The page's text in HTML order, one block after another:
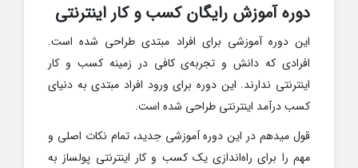
دوره آموزش رایگان کسب و کار اینترنتی
این دوره آموزشی برای افراد مبتدی طراحی شده است.
افرادی که دانش و تجربه‌ی کافی در زمینه کسب و کار
اینترنتی ندارند. این دوره برای ورود افراد مبتدی به دنیای
کسب درآمد اینترنتی طراحی شده است.
قول میدهم در این دوره آموزشی جدید، تمام نکات اصلی و
مهم را برای راه‌اندازی یک کسب و کار اینترنتی پولساز به